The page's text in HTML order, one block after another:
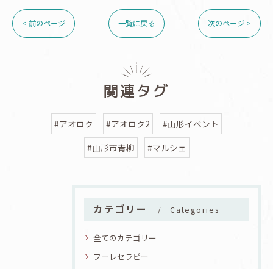
< 前のページ 一覧に戻る 次のページ >
関連タグ
#アオロク #アオロク2
#山形イベント
#山形市青柳
#マルシェ
カテゴリー Categories
全てのカテゴリー
フーレセラピー